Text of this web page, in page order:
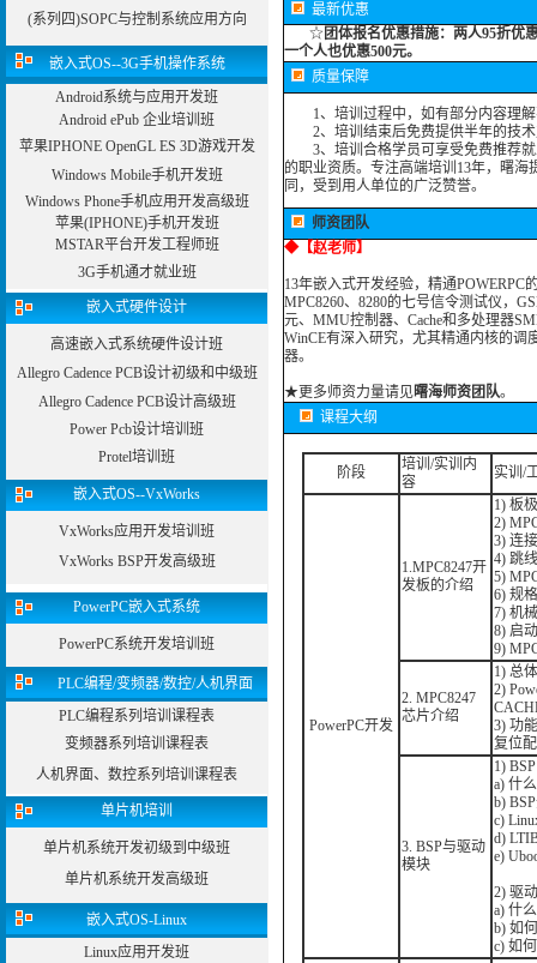
(系列四)SOPC与控制系统应用方向
嵌入式OS--3G手机操作系统
Android系统与应用开发班
Android ePub 企业培训班
苹果IPHONE OpenGL ES 3D游戏开发
Windows Mobile手机开发班
Windows Phone手机应用开发高级班
苹果(IPHONE)手机开发班
MSTAR平台开发工程师班
3G手机通才就业班
嵌入式硬件设计
高速嵌入式系统硬件设计班
Allegro Cadence PCB设计初级和中级班
Allegro Cadence PCB设计高级班
Power Pcb设计培训班
Protel培训班
嵌入式OS--VxWorks
VxWorks应用开发培训班
VxWorks BSP开发高级班
PowerPC嵌入式系统
PowerPC系统开发培训班
PLC编程/变频器/数控/人机界面
PLC编程系列培训课程表
变频器系列培训课程表
人机界面、数控系列培训课程表
单片机培训
单片机系统开发初级到中级班
单片机系统开发高级班
嵌入式OS-Linux
Linux应用开发班
最新优惠
☆ 团体报名优惠措施： 两人95折优
一个人也优惠500元。
质量保障
1、培训过程中，如有部分内容理解
2、培训结束后免费提供半年的技术
3、培训合格学员可享受免费推荐就
的职业资质。专注高端培训13年，曙
同，受到用人单位的广泛赞誉。
师资团队
◆【赵老师】
13年嵌入式开发经验，精通POWERPC
MPC8260、8280的七号信令测试仪，
元、MMU控制器、Cache和多处理器
WinCE有深入研究，尤其精通内核的调
器。
★更多师资力量请见曙海师资团队。
课程大纲
阶段
培训/实训内
容
实训/
PowerPC开发
1.MPC8247开
发板的介绍
1) 板
2)
3) 连
4) 跳
5)
6) 规格
7) 机
8) 启动
9)
2. MPC8247
芯片介绍
1) 总
2)
3) 功
复位
3. BSP与驱动
模块
1) BSP
a) 什
b)
c)
d)
e)
2) 驱动
a) 什
b) 如
c) 如